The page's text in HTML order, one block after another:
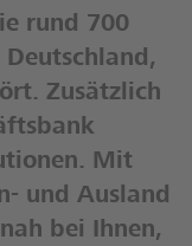
rund 700
Deutschland,
Zusätzlich
Mit
und Ausland
bei Ihnen,